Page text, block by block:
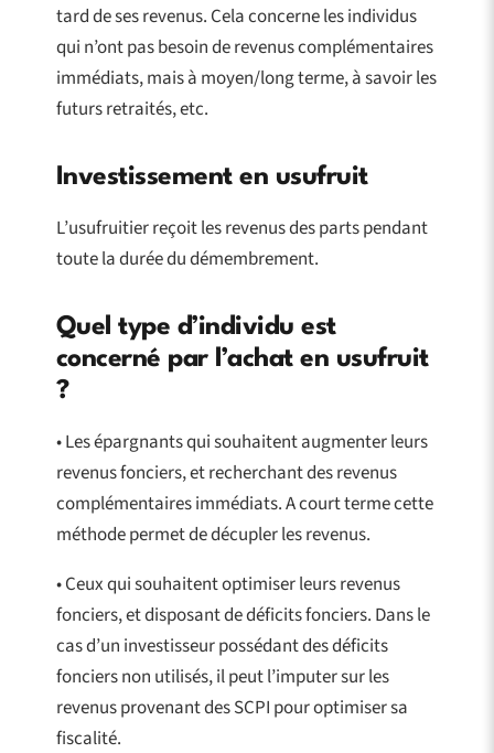
tard de ses revenus. Cela concerne les individus
qui n’ont pas besoin de revenus complémentaires
immédiats, mais à moyen/long terme, à savoir les
futurs retraités, etc.
Investissement en usufruit
L’usufruitier reçoit les revenus des parts pendant
toute la durée du démembrement.
Quel type d’individu est
concerné par l’achat en usufruit
?
• Les épargnants qui souhaitent augmenter leurs
revenus fonciers, et recherchant des revenus
complémentaires immédiats. A court terme cette
méthode permet de décupler les revenus.
• Ceux qui souhaitent optimiser leurs revenus
fonciers, et disposant de déficits fonciers. Dans le
cas d’un investisseur possédant des déficits
fonciers non utilisés, il peut l’imputer sur les
revenus provenant des SCPI pour optimiser sa
fiscalité.